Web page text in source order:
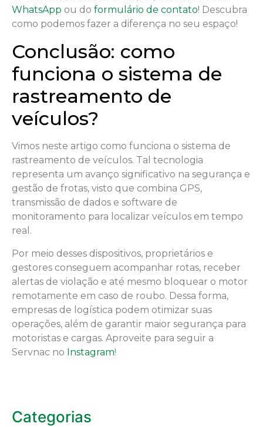
WhatsApp ou do formulário de contato! Descubra
como podemos fazer a diferença no seu espaço!
Conclusão: como
funciona o sistema de
rastreamento de
veículos?
Vimos neste artigo como funciona o sistema de
rastreamento de veículos. Tal tecnologia
representa um avanço significativo na segurança e
gestão de frotas, visto que combina GPS,
transmissão de dados e software de
monitoramento para localizar veículos em tempo
real.
Por meio desses dispositivos, proprietários e
gestores conseguem acompanhar rotas, receber
alertas de violação e até mesmo bloquear o motor
remotamente em caso de roubo. Dessa forma,
empresas de logística podem otimizar suas
operações, além de garantir maior segurança para
motoristas e cargas. Aproveite para seguir a
Servnac no Instagram!
Categorias